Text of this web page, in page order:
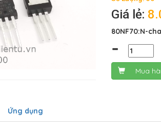
Giá lẻ:
80NF70:N-
Mua
Ứng dụng